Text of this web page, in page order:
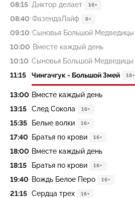
08:15 Диктор делает 16+
08:40 ФазендаЛайф 6+
09:10 Сыновья Большой Медведицы
10:00 Вместе каждый день
10:10 Сыновья Большой Медведицы
11:15 Чингачгук - Большой Змей 16+
13:00 Вместе каждый день
13:15
След Сокола 16+
15:35 Белые волки 16+
17:40 Братья по крови 16+
18:00 Вместе каждый день
18:15
Братья по крови 16+
19:40 Вождь Белое Перо 16+
21:15 Сердца трех 16+